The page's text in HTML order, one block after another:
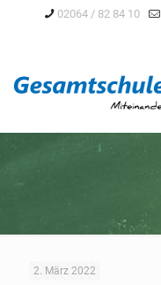
02064 / 82 84 10
2. März 2022